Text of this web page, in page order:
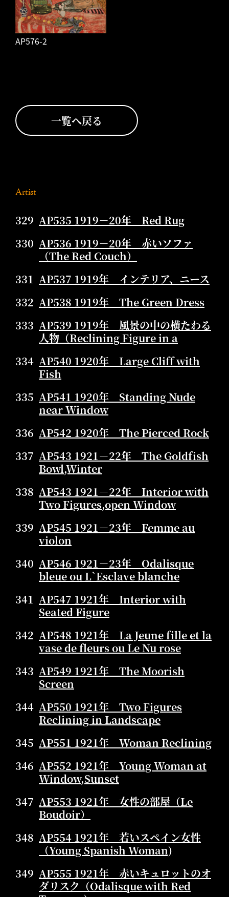
AP576-2
一覧へ戻る
Artist
329 AP535 1919－20年 Red Rug
330 AP536 1919－20年 赤いソファ
（The Red Couch）
331 AP537 1919年 インテリア、ニース
332 AP538 1919年 The Green Dress
333 AP539 1919年 風景の中の横たわる
人物（Reclining Figure in a
334 AP540 1920年 Large Cliff with
Fish
335 AP541 1920年 Standing Nude
near Window
336 AP542 1920年 The Pierced Rock
337 AP543 1921－22年 The Goldfish
Bowl,Winter
338 AP543 1921－22年 Interior with
Two Figures,open Window
339 AP545 1921－23年 Femme au
violon
340 AP546 1921－23年 Odalisque
bleue ou L`Esclave blanche
341 AP547 1921年 Interior with
Seated Figure
342 AP548 1921年 La Jeune fille et la
vase de fleurs ou Le Nu rose
343 AP549 1921年 The Moorish
Screen
344 AP550 1921年 Two Figures
Reclining in Landscape
345 AP551 1921年 Woman Reclining
346 AP552 1921年 Young Woman at
Window,Sunset
347 AP553 1921年 女性の部屋（Le
Boudoir）
348 AP554 1921年 若いスペイン女性
（Young Spanish Woman)
349 AP555 1921年 赤いキュロットのオ
ダリスク（Odalisque with Red